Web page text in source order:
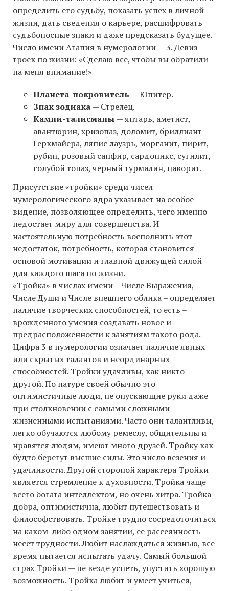
определить его судьбу, показать успех в личной
жизни, дать сведения о карьере, расшифровать
судьбоносные знаки и даже предсказать будущее.
Число имени Агапия в нумерологии — 3. Девиз
троек по жизни: «Сделаю все, чтобы вы обратили
на меня внимание!»
Планета-покровитель — Юпитер.
Знак зодиака— Стрелец.
Камни-талисманы— янтарь, аметист,
авантюрин, хризопаз, доломит, бриллиант
Геркмайера, ляпис лаузрь, морганит, пирит,
рубин, розовый сапфир, сардоникс, сугилит,
голубой топаз, черный турмалин, цаворит.
Присутствие «тройки» среди чисел
нумерологического ядра указывает на особое
видение, позволяющее определить, чего именно
недостает миру для совершенства. И
настоятельную потребность восполнить этот
недостаток, потребность, которая становится
основой мотивации и главной движущей силой
для каждого шага по жизни.
«Тройка» в числах имени – Числе Выражения,
Числе Души и Числе внешнего облика – определяет
наличие творческих способностей, то есть –
врожденного умения создавать новое и
предрасположенности к занятиям такого рода.
Цифра 3 в нумерологии означает наличие явных
или скрытых талантов и неординарных
способностей. Тройки удачливы, как никто
другой. По натуре своей обычно это
оптимистичные люди, не опускающие руки даже
при столкновении с самыми сложными
жизненными испытаниями. Часто они талантливы,
легко обучаются любому ремеслу, общительны и
нравятся людям, имеют много друзей. Тройку как
будто берегут высшие силы. Это число везения и
удачливости. Другой стороной характера Тройки
является стремление к духовности. Тройка чаще
всего богата интеллектом, но очень хитра. Тройка
добра, оптимистична, любит путешествовать и
философствовать. Тройке трудно сосредоточиться
на каком-либо одном занятии, ее рассеянность
несет трудности. Любит наслаждаться жизнью, все
время пытается испытать удачу. Самый большой
страх Тройки — не везде успеть, упустить хорошую
возможность. Тройка любит и умеет учиться,